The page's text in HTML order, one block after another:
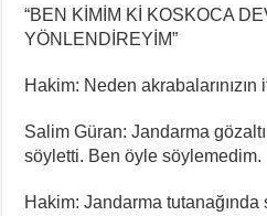
“BEN KİMİM Kİ KOSKOCA
YÖNLENDİREYİM”
Hakim: Neden
Salim Güran: Jandarma
söyletti. Ben öyle söylemedim.
Hakim: Jandarma tutanağında